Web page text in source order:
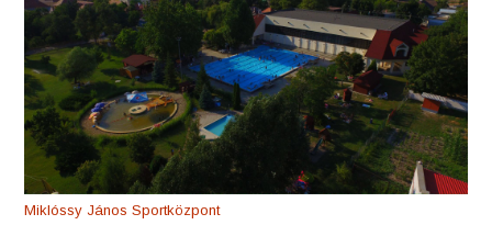
Miklóssy János Sportközpont